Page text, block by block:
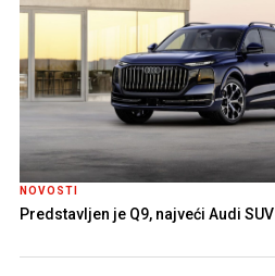
NOVOSTI
Predstavljen je Q9, najveći Audi SUV